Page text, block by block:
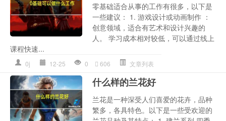
零基础适合从事的工作有很多，以下是
一些建议： 1. 游戏设计或动画制作 ：
创意领域，适合有艺术和设计兴趣的
人。 学习成本相对较低，可以通过线上
课程快速...
0j 12-25 0 606 文章列表
什么样的兰花好
兰花是一种深受人们喜爱的花卉，品种
繁多，各具特色。以下是一些受欢迎的